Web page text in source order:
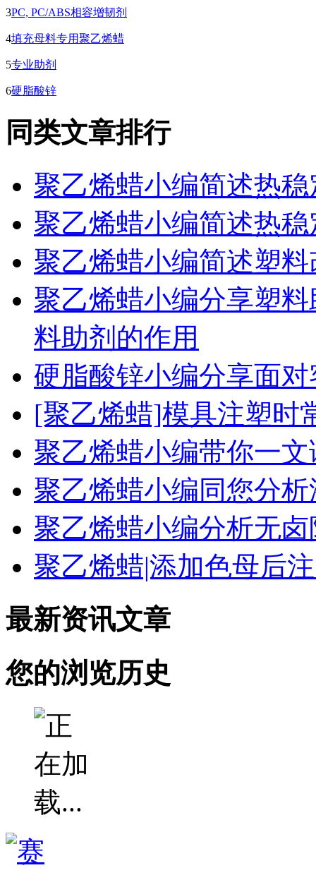
3PC, PC/ABS相容增韧剂
4填充母料专用聚乙烯蜡
5专业助剂
6硬脂酸锌
同类文章排行
聚乙烯蜡小编简述热
聚乙烯蜡小编简述热
聚乙烯蜡小编简述塑料
聚乙烯蜡小编分享塑
料助剂的作用
硬脂酸锌小编分享面
[聚乙烯蜡]模具注塑时
聚乙烯蜡小编带你一
聚乙烯蜡小编同您分
聚乙烯蜡小编分析无卤
聚乙烯蜡|添加色母后
最新资讯文章
您的浏览历史